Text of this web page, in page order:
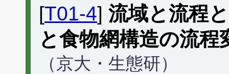
[T01-4] 流域と流程
と食物網構造の流程
（京大・生態研）